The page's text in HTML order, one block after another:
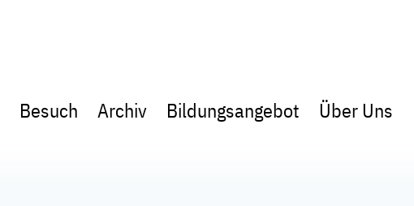
Besuch Archiv Bildungsangebot Über Uns